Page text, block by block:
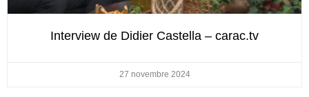
Interview de Didier Castella – carac.tv
27 novembre 2024